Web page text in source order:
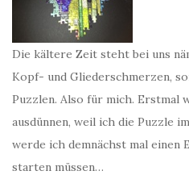
Die kältere Zeit steht bei uns
Kopf- und Gliederschmerzen,
Puzzlen. Also für mich. Erstmal
ausdünnen, weil ich die Puzzle
werde ich demnächst mal einen
starten müssen…